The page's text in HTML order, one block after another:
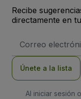
Recibe
directamente en
de
Únete a la lista
Al iniciar sesión